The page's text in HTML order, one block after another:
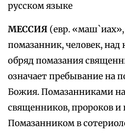
русском языке
МЕССИЯ (евр.
помазанник, человек,
обряд помазания
означает пребывание на
Божия. Помазанниками
священников, пророков и
Помазанником в